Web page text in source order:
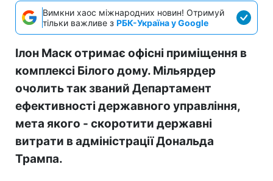
Вимкни хаос міжнародних новин! Отримуй
тільки важливе з РБК-Україна у Google
Ілон Маск отримає офісні приміщення в
комплексі Білого дому. Мільярдер
очолить так званий Департамент
ефективності державного управління,
мета якого - скоротити державні
витрати в адміністрації Дональда
Трампа.